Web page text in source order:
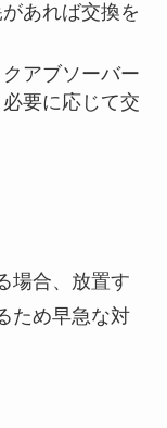
あれば交換を
アブソーバー
要に応じて交
場合、放置す
ため早急な対